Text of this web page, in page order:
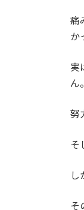
痛
か
実
ん。
努
そ
し
そ